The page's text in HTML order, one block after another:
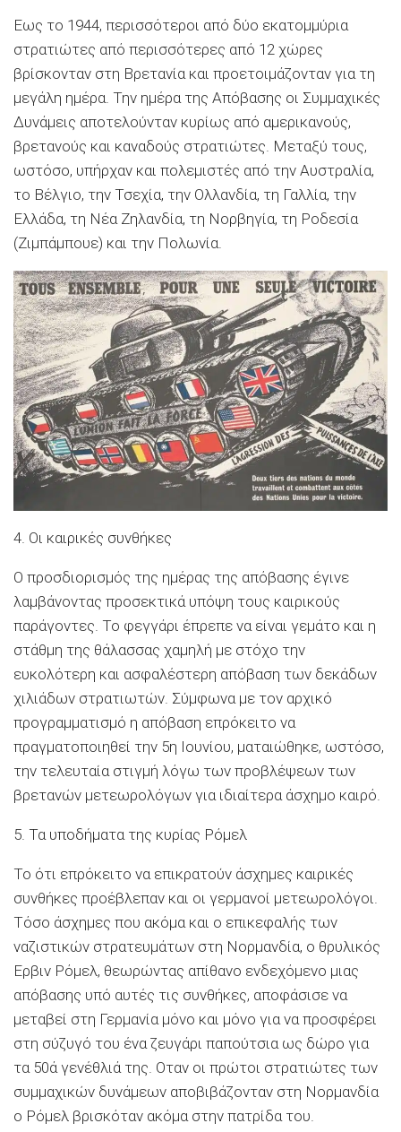
Εως το 1944, περισσότεροι από δύο εκατομμύρια
στρατιώτες από περισσότερες από 12 χώρες
βρίσκονταν στη Βρετανία και προετοιμάζονταν για τη
μεγάλη ημέρα. Την ημέρα της Απόβασης οι Συμμαχικές
Δυνάμεις αποτελούνταν κυρίως από αμερικανούς,
βρετανούς και καναδούς στρατιώτες. Μεταξύ τους,
ωστόσο, υπήρχαν και πολεμιστές από την Αυστραλία,
το Βέλγιο, την Τσεχία, την Ολλανδία, τη Γαλλία, την
Ελλάδα, τη Νέα Ζηλανδία, τη Νορβηγία, τη Ροδεσία
(Ζιμπάμπουε) και την Πολωνία.
4. Οι καιρικές συνθήκες
Ο προσδιορισμός της ημέρας της απόβασης έγινε
λαμβάνοντας προσεκτικά υπόψη τους καιρικούς
παράγοντες. Το φεγγάρι έπρεπε να είναι γεμάτο και η
στάθμη της θάλασσας χαμηλή με στόχο την
ευκολότερη και ασφαλέστερη απόβαση των δεκάδων
χιλιάδων στρατιωτών. Σύμφωνα με τον αρχικό
προγραμματισμό η απόβαση επρόκειτο να
πραγματοποιηθεί την 5η Ιουνίου, ματαιώθηκε, ωστόσο,
την τελευταία στιγμή λόγω των προβλέψεων των
βρετανών μετεωρολόγων για ιδιαίτερα άσχημο καιρό.
5. Τα υποδήματα της κυρίας Ρόμελ
Το ότι επρόκειτο να επικρατούν άσχημες καιρικές
συνθήκες προέβλεπαν και οι γερμανοί μετεωρολόγοι.
Τόσο άσχημες που ακόμα και ο επικεφαλής των
ναζιστικών στρατευμάτων στη Νορμανδία, ο θρυλικός
Ερβιν Ρόμελ, θεωρώντας απίθανο ενδεχόμενο μιας
απόβασης υπό αυτές τις συνθήκες, αποφάσισε να
μεταβεί στη Γερμανία μόνο και μόνο για να προσφέρει
στη σύζυγό του ένα ζευγάρι παπούτσια ως δώρο για
τα 50ά γενέθλιά της. Οταν οι πρώτοι στρατιώτες των
συμμαχικών δυνάμεων αποβιβάζονταν στη Νορμανδία
ο Ρόμελ βρισκόταν ακόμα στην πατρίδα του.